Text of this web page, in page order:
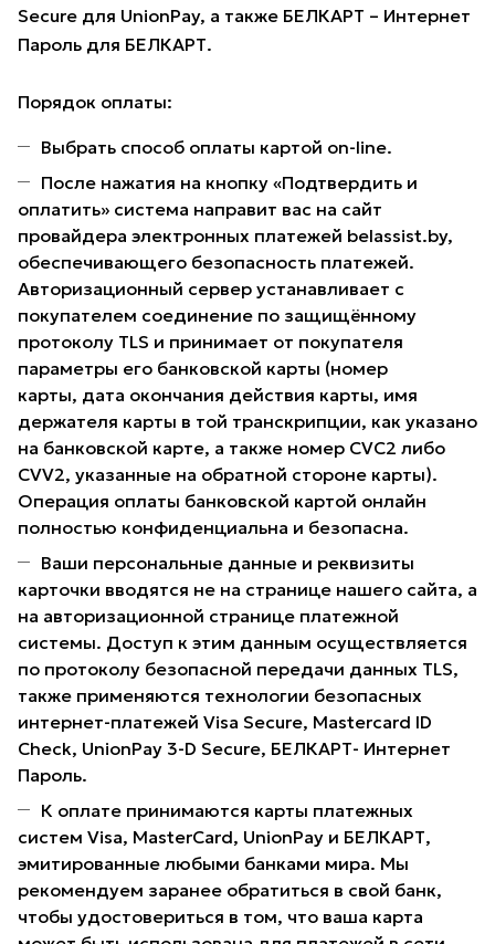
Secure для UnionPay, а также БЕЛКАРТ – Интернет
Пароль для БЕЛКАРТ.
Порядок оплаты:
Выбрать способ оплаты картой on-line.
После нажатия на кнопку «Подтвердить и
оплатить» система направит вас на сайт
провайдера электронных платежей belassist.by,
обеспечивающего безопасность платежей.
Авторизационный сервер устанавливает с
покупателем соединение по защищённому
протоколу TLS и принимает от покупателя
параметры его банковской карты (номер
карты, дата окончания действия карты, имя
держателя карты в той транскрипции, как указано
на банковской карте, а также номер CVC2 либо
CVV2, указанные на обратной стороне карты).
Операция оплаты банковской картой онлайн
полностью конфиденциальна и безопасна.
Ваши персональные данные и реквизиты
карточки вводятся не на странице нашего сайта, а
на авторизационной странице платежной
системы. Доступ к этим данным осуществляется
по протоколу безопасной передачи данных TLS,
также применяются технологии безопасных
интернет-платежей Visa Secure, Mastercard ID
Check, UnionPay 3-D Secure, БЕЛКАРТ- Интернет
Пароль.
К оплате принимаются карты платежных
систем Visa, MasterCard, UnionPay и БЕЛКАРТ,
эмитированные любыми банками мира. Мы
рекомендуем заранее обратиться в свой банк,
чтобы удостовериться в том, что ваша карта